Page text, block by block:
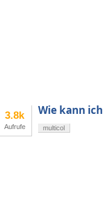
3.8k
Aufrufe
Wie kann
multicol